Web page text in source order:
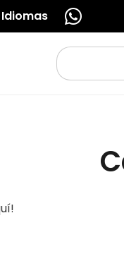
Idiomas